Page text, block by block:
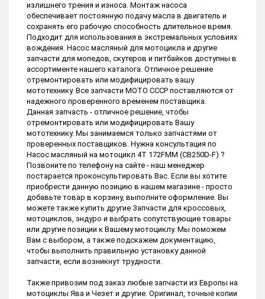
излишнего трения и износа. Монтаж насоса
обеспечивает постоянную подачу масла в двигатель и
сохранять его рабочую способность длительное время.
Подходит для использования в экстремальных условиях
вождения. Насос масляный для мотоцикла и другие
запчасти для мопедов, скутеров и питбайков доступны в
ассортименте нашего каталога. Отличное решение
отремонтировать или модифицировать вашу
мототехнику. Все запчасти МОТО СССР поставляются от
надежного проверенного временем поставщика.
Данная запчасть - отличное решение, чтобы
отремонтировать или модифицировать Вашу
мототехнику. Мы занимаемся только запчастями от
проверенных поставщиков. Нужна консультация по
Насос масляный на мотоцикл 4Т 172FMM (CB250D-F) ?
Позвоните по телефону на сайте - наш менеджер
постарается проконсультировать Вас. Если вы хотите
приобрести данную позицию в нашем магазине - просто
добавьте товар в корзину, выполните оформление. Вы
можете также купить другие Запчасти для кроссовых,
мотоциклов, эндуро и выбрать сопутствующие товары
или другие позиции к Вашему мотоциклу. Мы поможем
Вам с выбором, а также подскажем документацию,
чтобы выполнить правильную установку данной
запчасти, если возникнут трудности.
Также привозим под заказ любые запчасти из Европы на
мотоциклы Ява и Чезет и другие. Оригинал, точные копии